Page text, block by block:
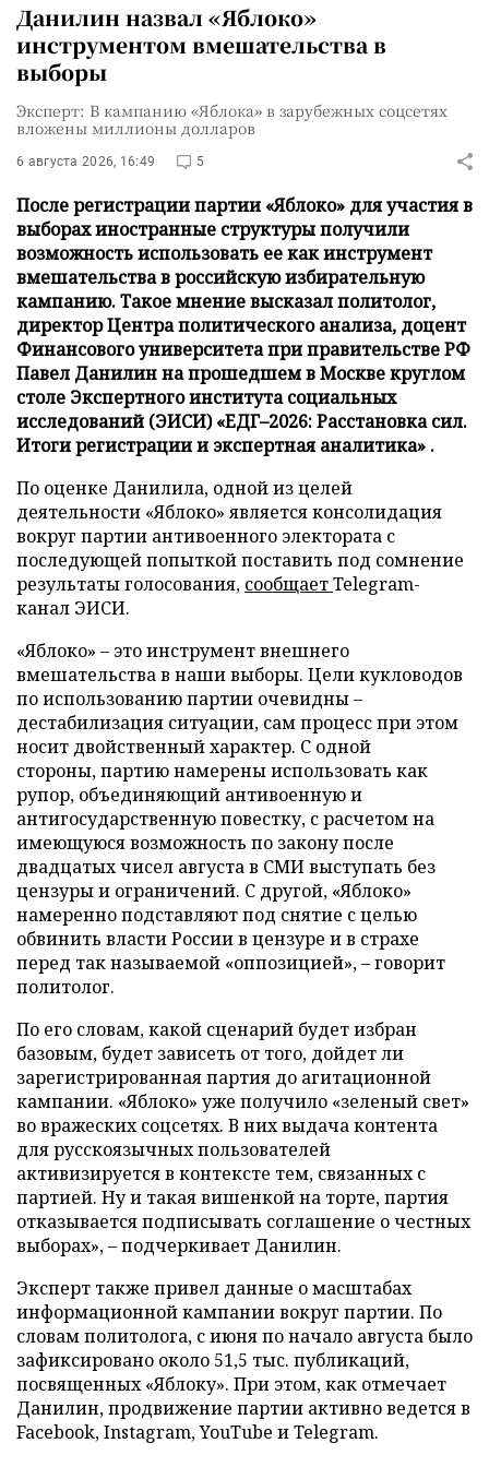
Данилин назвал «Яблоко»
инструментом вмешательства в
выборы
Эксперт: В кампанию «Яблока» в зарубежных соцсетях
вложены миллионы долларов
6 августа 2026, 16:49 5
После регистрации партии «Яблоко» для участия в
выборах иностранные структуры получили
возможность использовать ее как инструмент
вмешательства в российскую избирательную
кампанию. Такое мнение высказал политолог,
директор Центра политического анализа, доцент
Финансового университета при правительстве РФ
Павел Данилин на прошедшем в Москве круглом
столе Экспертного института социальных
исследований (ЭИСИ) «ЕДГ–2026: Расстановка сил.
Итоги регистрации и экспертная аналитика» .
По оценке Данилила, одной из целей
деятельности «Яблоко» является консолидация
вокруг партии антивоенного электората с
последующей попыткой поставить под сомнение
результаты голосования, сообщаетTelegram-
канал ЭИСИ.
«Яблоко» – это инструмент внешнего
вмешательства в наши выборы. Цели кукловодов
по использованию партии очевидны –
дестабилизация ситуации, сам процесс при этом
носит двойственный характер. С одной
стороны, партию намерены использовать как
рупор, объединяющий антивоенную и
антигосударственную повестку, с расчетом на
имеющуюся возможность по закону после
двадцатых чисел августа в СМИ выступать без
цензуры и ограничений. С другой, «Яблоко»
намеренно подставляют под снятие с целью
обвинить власти России в цензуре и в страхе
перед так называемой «оппозицией», – говорит
политолог.
По его словам, какой сценарий будет избран
базовым, будет зависеть от того, дойдет ли
зарегистрированная партия до агитационной
кампании. «Яблоко» уже получило «зеленый свет»
во вражеских соцсетях. В них выдача контента
для русскоязычных пользователей
активизируется в контексте тем, связанных с
партией. Ну и такая вишенкой на торте, партия
отказывается подписывать соглашение о честных
выборах», – подчеркивает Данилин.
Эксперт также привел данные о масштабах
информационной кампании вокруг партии. По
словам политолога, с июня по начало августа было
зафиксировано около 51,5 тыс. публикаций,
посвященных «Яблоку». При этом, как отмечает
Данилин, продвижение партии активно ведется в
Facebook, Instagram, YouTube и Telegram.